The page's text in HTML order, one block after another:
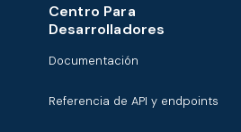
Centro Para
Desarrolladores
Documentación
Referencia de API y endpoints